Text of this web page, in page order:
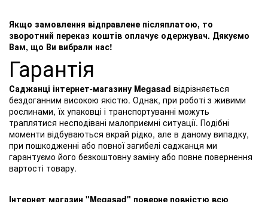
Якщо замовлення відправлене післяплатою, то
зворотний переказ коштів оплачує одержувач. Дякуємо
Вам, що Ви вибрали нас!
Гарантія
Саджанці інтернет-магазину Megasad відрізняється
бездоганним високою якістю. Однак, при роботі з живими
рослинами, їх упаковці і транспортуванні можуть
траплятися несподівані малоприємні ситуації. Подібні
моменти відбуваються вкрай рідко, але в даному випадку,
при пошкодженні або повної загибелі саджанця ми
гарантуємо його безкоштовну заміну або повне повернення
вартості товару.
Інтернет магазин "Megasad" поверне повністю всю